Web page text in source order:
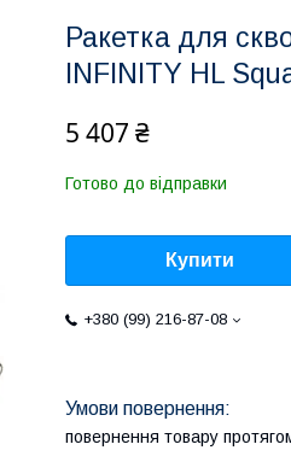
Ракетка для
INFINITY HL
5 407 ₴
Готово до відправки
Купити
+380 (99) 216-87-08
повернення товару